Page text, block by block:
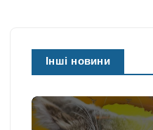
Інші новини